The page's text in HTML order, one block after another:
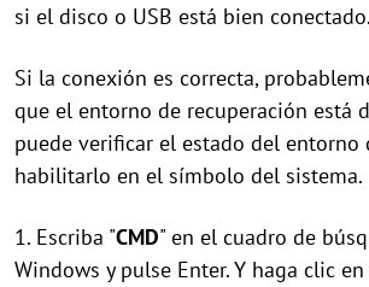
si el disco o USB está bien conectado.
Si la conexión es correcta,
que el entorno de recuperación está
puede verificar el estado del entorno
habilitarlo en el símbolo del sistema.
1. Escriba "CMD" en el cuadro de
Windows y pulse Enter. Y haga clic